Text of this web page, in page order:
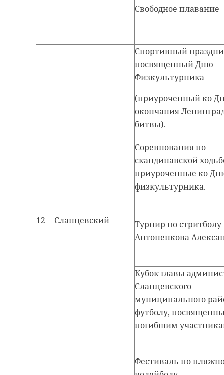
Свободное плавание
12 Сланцевский
Спортивный
посвященный Дню
Физкультурника
(приуроченный ко
окончания
битвы).
Соревнования по
скандинавской
приуроченные ко
физкультурника.
Турнир по
Антоненкова
Кубок главы
Сланцевского
муниципального
футболу,
погибшим
Фестиваль по